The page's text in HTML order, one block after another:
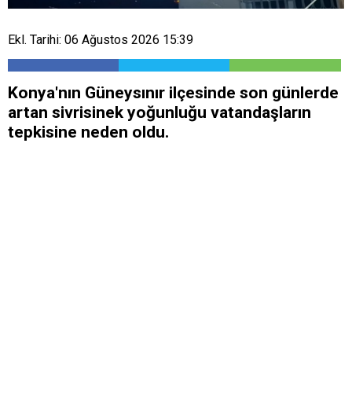
Ekl. Tarihi: 06 Ağustos 2026 15:39
Konya'nın Güneysınır ilçesinde son günlerde
artan sivrisinek yoğunluğu vatandaşların
tepkisine neden oldu.